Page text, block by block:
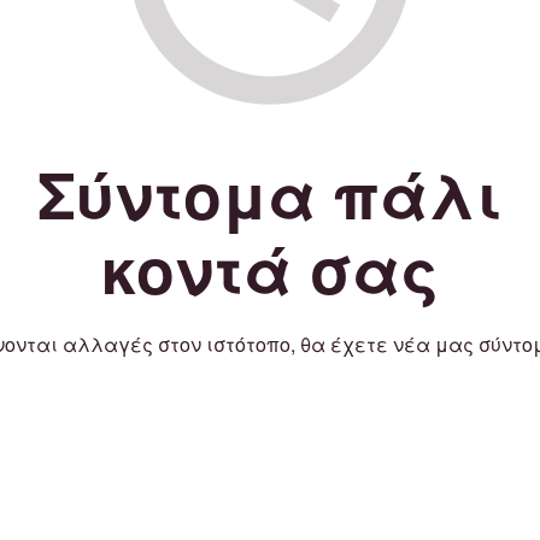
Σύντομα πάλι
κοντά σας
αλλαγές στον ιστότοπο, θα έχετε νέα μας